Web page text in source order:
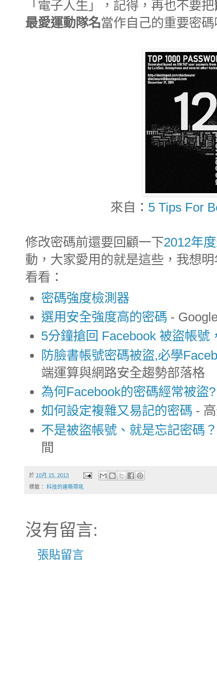
「電子人生」，記得，再也不要把
最愛運動隊名當作自己的重要密
來自： 5 Tips For
修改密碼前還要回顧一下2012年
動，大家愛用的就是這些，我想
看看：
密碼強度檢測器
選用安全強度高的密碼 -
5分鐘搶回 Facebook 被盜帳號
防臉書帳號密碼被盜,必學
端運算與網路安全趨勢部落格
為何Facebook的密碼經常被盜
如何設定複雜又易記的密碼 -
不是被盜帳號、就是忘記密碼
間
於 10月 15, 2013
標籤： 科技的連嘶帶吼
沒有留言:
張貼留言